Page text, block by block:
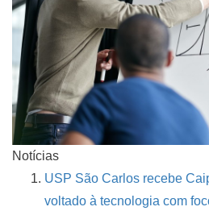
Notícias
USP São Carlos recebe
voltado à tecnologia com